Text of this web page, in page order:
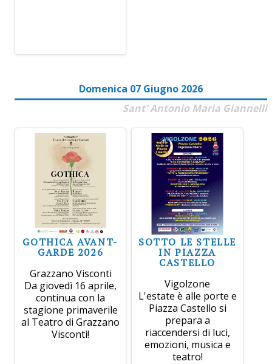
Domenica 07 Giugno 2026
Sant' Antonio Maria Giannelli
GOTHICA AVANT-
GARDE 2026
Grazzano Visconti
Da giovedì 16 aprile,
continua con la
stagione primaverile
al Teatro di Grazzano
Visconti!
SOTTO LE STELLE
IN PIAZZA
CASTELLO
Vigolzone
L'estate è alle porte e
Piazza Castello si
prepara a
riaccendersi di luci,
emozioni, musica e
teatro!